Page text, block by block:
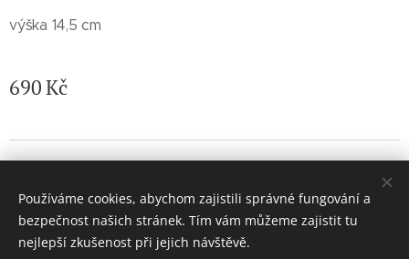
výška 14,5 cm
690Kč
Vytvořeno službouWebnode Cookies
Používáme cookies, abychom zajistili správné fungování a
bezpečnost našich stránek. Tím vám můžeme zajistit tu
nejlepší zkušenost při jejich návštěvě.